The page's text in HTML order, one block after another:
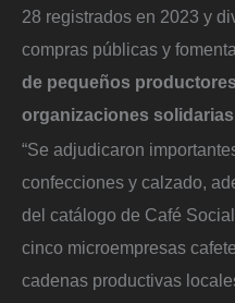
28 registrados en 2023 y
compras públicas y
de pequeños
organizaciones
“Se adjudicaron
confecciones y calzado,
del catálogo de Café
cinco microempresas
cadenas productivas